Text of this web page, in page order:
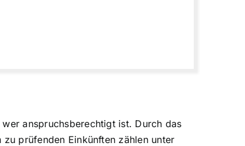
anspruchsberechtigt ist. Durch das
prüfenden Einkünften zählen unter